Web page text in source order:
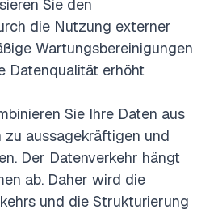
Sie den
die Nutzung externer
Wartungsbereinigungen
Datenqualität erhöht
Sie Ihre Daten aus
zu aussagekräftigen und
Der Datenverkehr hängt
ab. Daher wird die
und die Strukturierung